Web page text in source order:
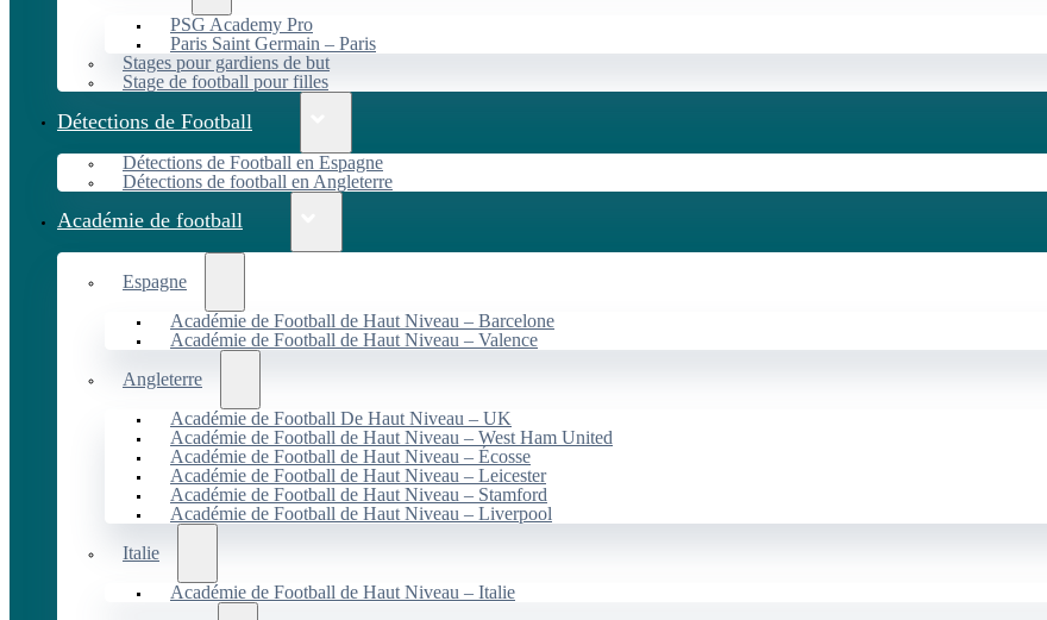
PSG Academy Pro
Paris Saint Germain – Paris
Stages pour gardiens de but
Stage de football pour filles
Détections de Football
Détections de Football en Espagne
Détections de football en Angleterre
Académie de football
Espagne
Académie de Football de Haut Niveau – Barcelone
Académie de Football de Haut Niveau – Valence
Angleterre
Académie de Football De Haut Niveau – UK
Académie de Football de Haut Niveau – West Ham United
Académie de Football de Haut Niveau – Écosse
Académie de Football de Haut Niveau – Leicester
Académie de Football de Haut Niveau – Stamford
Académie de Football de Haut Niveau – Liverpool
Italie
Académie de Football de Haut Niveau – Italie